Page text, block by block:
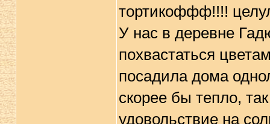
тортикоффф!!!!
У нас в деревне
похвастаться
посадила дома
скорее бы тепло,
удовольствие на